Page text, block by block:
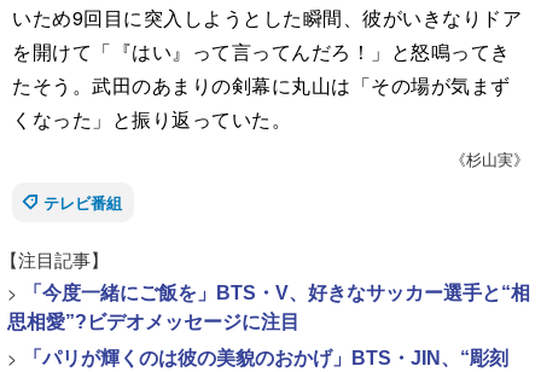
いため9回目に突入しようとした瞬間、彼がいきなりドア
を開けて「『はい』って言ってんだろ！」と怒鳴ってき
たそう。武田のあまりの剣幕に丸山は「その場が気まず
くなった」と振り返っていた。
《杉山実》
テレビ番組
【注目記事】
>
「今度一緒にご飯を」BTS・V、好きなサッカー選手と“相
思相愛”?ビデオメッセージに注目
>
「パリが輝くのは彼の美貌のおかげ」BTS・JIN、“彫刻